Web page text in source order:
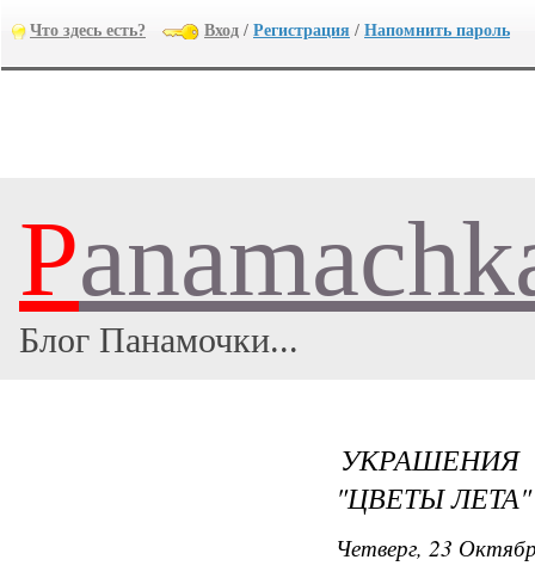
Что здесь есть? Вход / Регистрация / Напомнить пароль
P
Блог Панамочки...
"ЦВЕТЫ ЛЕТА"
Четверг, 23